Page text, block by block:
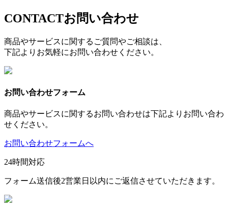
CONTACTお問い合わせ
商品やサービスに関するご質問やご相談は、
下記よりお気軽にお問い合わせください。
お問い合わせフォーム
商品やサービスに関するお問い合わせは下記よりお問い合わ
せください。
お問い合わせフォームへ
24時間対応
フォーム送信後2営業日以内にご返信させていただきます。